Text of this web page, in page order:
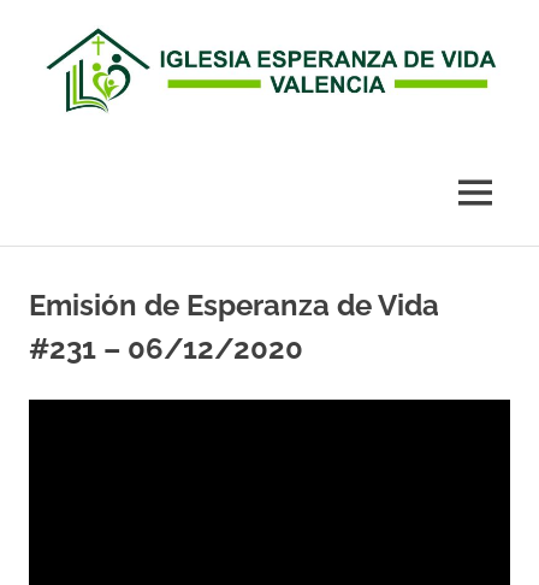
contenido
Valencia
MENÚ
Emisión de Esperanza de Vida
#231 – 06/12/2020